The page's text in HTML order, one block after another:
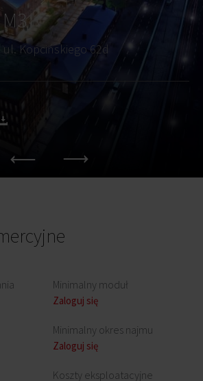
ul. Kopcińskiego 62d
Minimalny moduł
Zaloguj się
Minimalny okres najmu
Zaloguj się
Koszty eksploatacyjne